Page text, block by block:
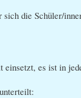
die Schüler/
es ist in